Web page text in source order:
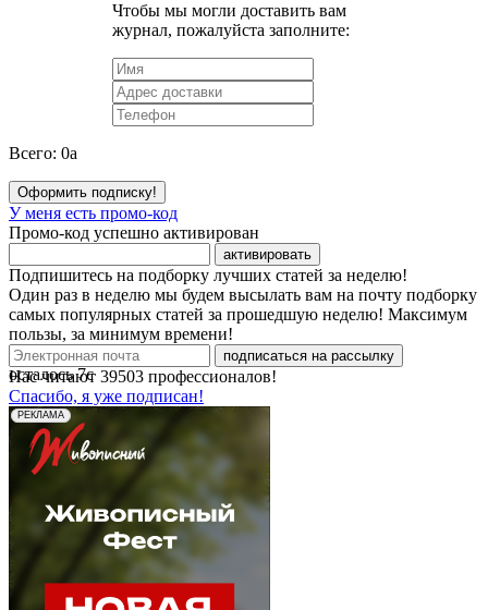
Чтобы мы могли доставить вам
журнал, пожалуйста заполните:
Всего: 0a
Оформить подписку!
У меня есть промо-код
Промо-код успешно активирован
активировать
Подпишитесь на подборку лучших статей за неделю!
Один раз в неделю мы будем высылать вам на почту подборку
самых популярных статей за прошедшую неделю! Максимум
пользы, за минимум времени!
подписаться на рассылку
Нас читают 39503 профессионалов!
Спасибо, я уже подписан!
осталось7с